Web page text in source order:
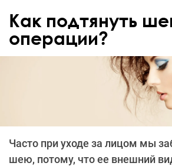
Как подтянуть
операции?
Часто при уходе за лицом мы
шею, потому, что ее внешний